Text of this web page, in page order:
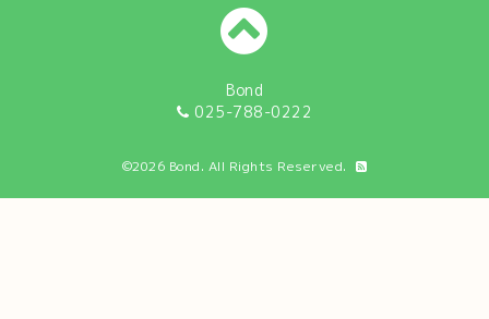
Bond
025-788-0222
©2026 Bond. All Rights Reserved.